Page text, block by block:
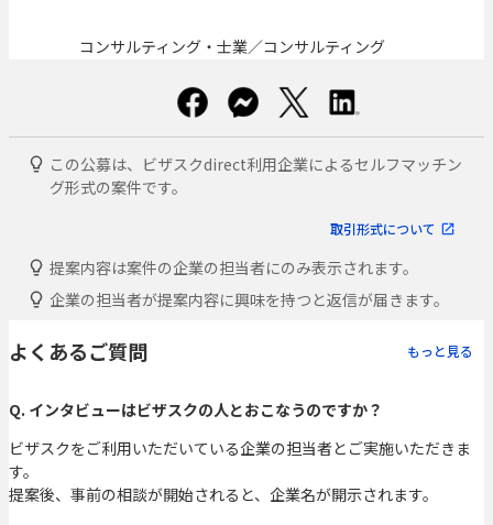
コンサルティング・士業／コンサルティング
この公募は、ビザスクdirect利用企業によるセルフマッチン
グ形式の案件です。
取引形式について
提案内容は案件の企業の担当者にのみ表示されます。
企業の担当者が提案内容に興味を持つと返信が届きます。
よくあるご質問 もっと見る
Q. インタビューはビザスクの人とおこなうのですか？
ビザスクをご利用いただいている企業の担当者とご実施いただきま
す。
提案後、事前の相談が開始されると、企業名が開示されます。